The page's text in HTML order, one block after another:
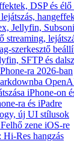
DSP és
Jellyfin,
szerkesztő
SFTP és
ra 2026-ban
iPhone-on
ra és iPadre
új UI stílusok
zene iOS-re
Res hangzás